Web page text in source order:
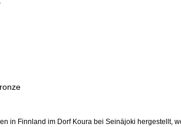
in Finnland im Dorf Koura bei Seinäjoki hergestellt,